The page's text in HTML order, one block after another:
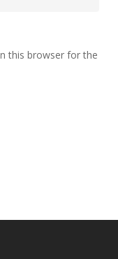
this browser for the